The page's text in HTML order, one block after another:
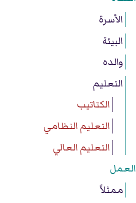
الأسرة
البيئة
والده
التعليم
الكتاتيب
التعليم النظامي
التعليم العالي
العمل
ممثلاً